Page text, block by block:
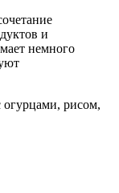
и
немного